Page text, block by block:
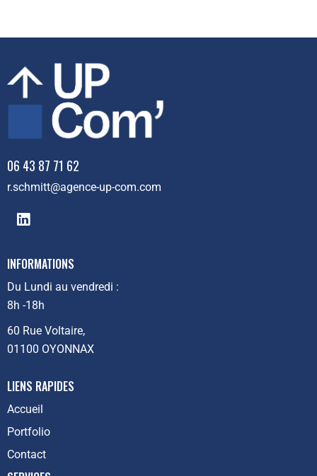
06 43 87 71 62
r.schmitt@agence-up-com.com
INFORMATIONS
Du Lundi au vendredi :
8h -18h
60 Rue Voltaire,
01100 OYONNAX
LIENS RAPIDES
Accueil
Portfolio
Contact